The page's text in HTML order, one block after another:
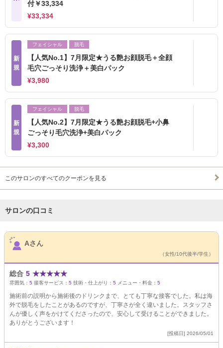
付￥33,334
¥33,334
新
規
フェイシャル 脱毛
【人気No.1】7月限定★うる艶お顔脱毛＋全顔
毛穴ごっそり洗浄＋美白パック
¥3,980
新
規
フェイシャル 脱毛
【人気No.2】7月限定★うる艶お顔脱毛+小鼻
ごっそり毛穴洗浄+美白パック
¥3,300
このサロンのすべてのクーポンを見る
サロンの口コミ
サロンPick Up
Aさん
（女性/10代後半/学生）
総合 5 ★★★★★
雰囲気： 5 接客サービス： 5 技術・仕上がり： 5 メニュー・料金： 5
施術前の説明から施術後のドリンクまで、とても丁寧な接客でした。私は海
外で脱毛をしたことがあるのですが、丁寧さが全く違いました。スタッフさ
んが優しく声をかけてくださったので、安心して受けることができました。
ありがとうございます！
[投稿日] 2026/05/01